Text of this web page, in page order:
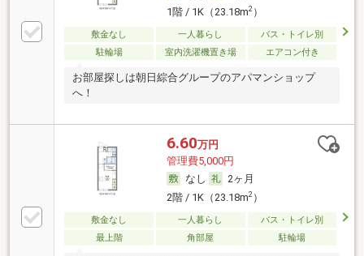
1階 / 1K（23.18m2）
敷金なし 一人暮らし
バス・トイレ別
駐輪場
室内洗濯機置き場 エアコン付き
お部屋探しは朝日綜合グループのアパマンショップ
へ！
6.60万円
管理費5,000円
なし
2ヶ月
2階 / 1K（23.18m2）
敷金なし 一人暮らし
バス・トイレ別
最上階
角部屋 駐輪場